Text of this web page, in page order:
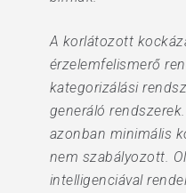
A korlátozott
érzelemfelismerő
kategorizálási
generáló
azonban minimális
nem szabályozott.
intelligenciával